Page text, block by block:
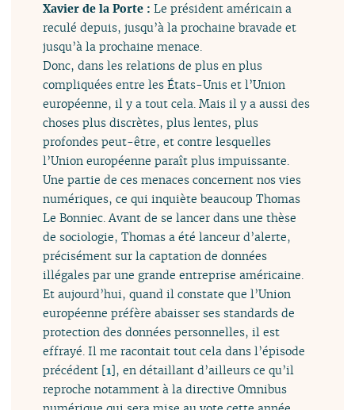
Xavier de la Porte :Le président américain a
reculé depuis, jusqu’à la prochaine bravade et
jusqu’à la prochaine menace.
Donc, dans les relations de plus en plus
compliquées entre les États-Unis et l’Union
européenne, il y a tout cela. Mais il y a aussi des
choses plus discrètes, plus lentes, plus
profondes peut-être, et contre lesquelles
l’Union européenne paraît plus impuissante.
Une partie de ces menaces concernent nos vies
numériques, ce qui inquiète beaucoup Thomas
Le Bonniec. Avant de se lancer dans une thèse
de sociologie, Thomas a été lanceur d’alerte,
précisément sur la captation de données
illégales par une grande entreprise américaine.
Et aujourd’hui, quand il constate que l’Union
européenne préfère abaisser ses standards de
protection des données personnelles, il est
effrayé. Il me racontait tout cela dans l’épisode
précédent [1], en détaillant d’ailleurs ce qu’il
reproche notamment à la directive Omnibus